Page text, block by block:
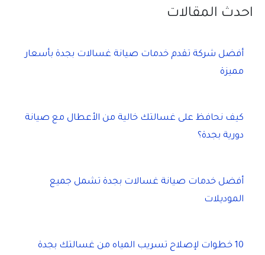
احدث المقالات
أفضل شركة تقدم خدمات صيانة غسالات بجدة بأسعار
مميزة
كيف نحافظ على غسالتك خالية من الأعطال مع صيانة
دورية بجدة؟
أفضل خدمات صيانة غسالات بجدة تشمل جميع
الموديلات
10 خطوات لإصلاح تسريب المياه من غسالتك بجدة